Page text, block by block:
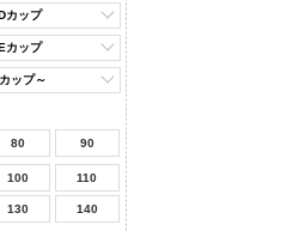
カップ
カップ
ップ～
80 90
100 110
130 140